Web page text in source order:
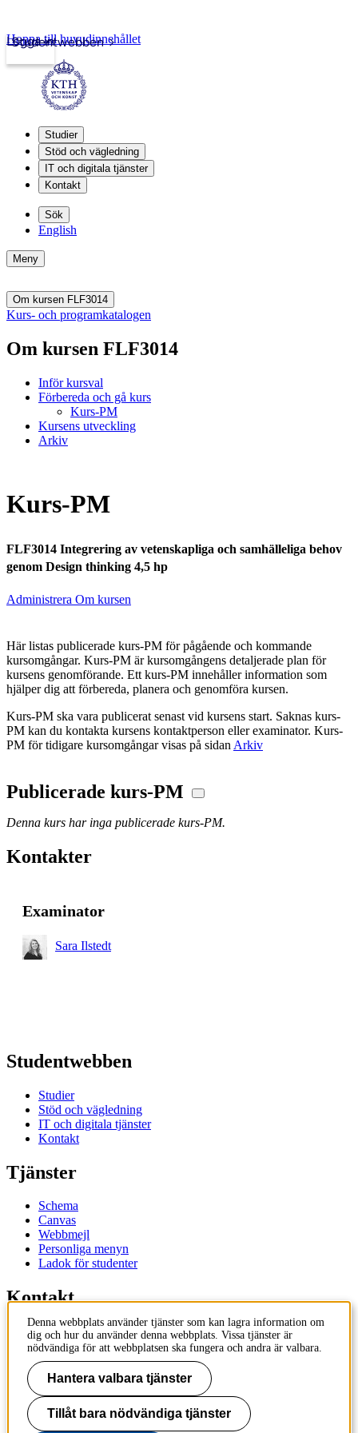
Studentwebben
Logga in
Hoppa till huvudinnehållet
Studier
Stöd och vägledning
IT och digitala tjänster
Kontakt
Sök
English
Meny
Om kursen FLF3014
Kurs- och programkatalogen
Om kursen FLF3014
Inför kursval
Förbereda och gå kurs
Kurs-PM
Kursens utveckling
Arkiv
Kurs-PM
FLF3014 Integrering av vetenskapliga och samhälleliga behov
genom Design thinking 4,5 hp
Administrera Om kursen
Här listas publicerade kurs-PM för pågående och kommande
kursomgångar. Kurs-PM är kursomgångens detaljerade plan för
kursens genomförande. Ett kurs-PM innehåller information som
hjälper dig att förbereda, planera och genomföra kursen.
Kurs-PM ska vara publicerat senast vid kursens start. Saknas kurs-
PM kan du kontakta kursens kontaktperson eller examinator. Kurs-
PM för tidigare kursomgångar visas på sidan Arkiv
Publicerade kurs-PM
Denna kurs har inga publicerade kurs-PM.
Kontakter
Examinator
Sara Ilstedt
Studentwebben
Studier
Stöd och vägledning
IT och digitala tjänster
Kontakt
Tjänster
Schema
Canvas
Webbmejl
Personliga menyn
Ladok för studenter
Kontakt
Kontakta utbildningsprogram
Kontakta kurs
IT-support
KTH Entré
KTH
Denna webbplats använder tjänster som kan lagra information om
dig och hur du använder denna webbplats. Vissa tjänster är
nödvändiga för att webbplatsen ska fungera och andra är valbara.
Hantera valbara tjänster
Tillåt bara nödvändiga tjänster